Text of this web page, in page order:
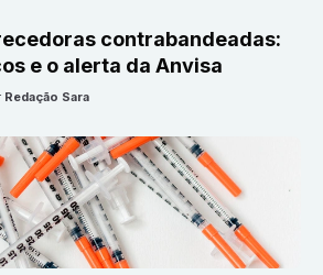
contrabandeadas:
e o alerta da Anvisa
Redação Sara